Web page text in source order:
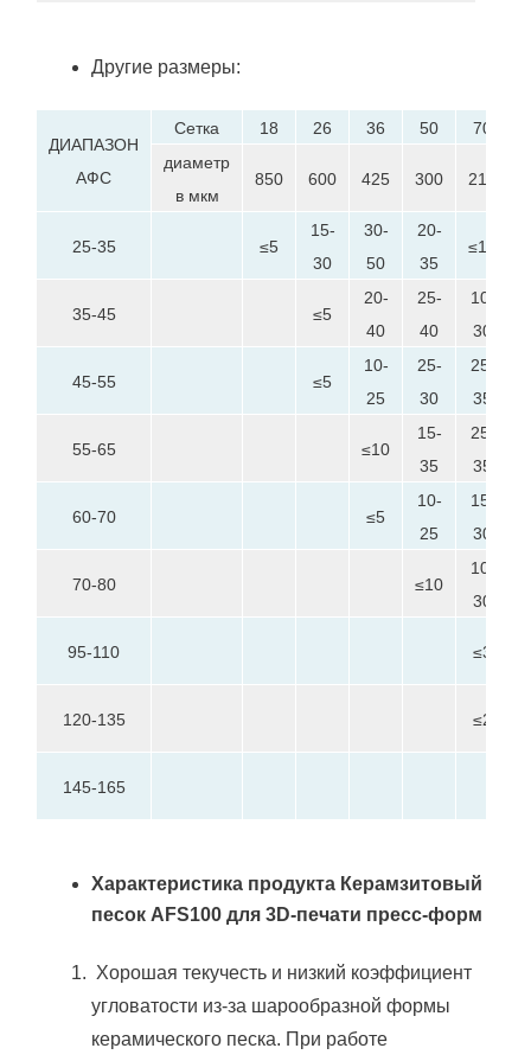
Другие размеры:
ДИАПАЗОН
АФС
Сетка 18 26 36 50 70
диаметр
в мкм
850 600 425 300 212
25-35 ≤5
15-
30
30-
50
20-
35
≤10
35-45 ≤5
20-
40
25-
40
10-
30
45-55 ≤5
10-
25
25-
30
25-
35
55-65 ≤10
15-
35
25-
35
60-70 ≤5
10-
25
15-
30
70-80 ≤10
10-
30
95-110 ≤3
120-135 ≤2
145-165
Характеристика продукта Керамзитовый
песок AFS100 для 3D-печати пресс-форм
Хорошая текучесть и низкий коэффициент
угловатости из-за шарообразной формы
керамического песка. При работе